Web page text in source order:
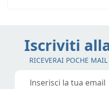
Iscriviti
RICEVERAI POCHE